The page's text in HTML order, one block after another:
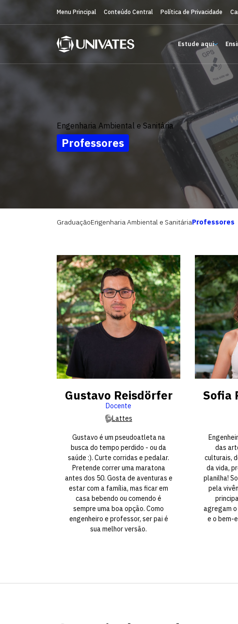
Menu Principal Conteúdo Central Política de Privacidade
Estude aqui
Engenharia Ambiental e Sanitária
Professores
GraduaçãoEngenharia Ambiental e SanitáriaProfessores
Gustavo Reisdörfer
Docente
Lattes
Gustavo é um pseudoatleta na
busca do tempo perdido - ou da
saúde :). Curte corridas e pedalar.
Pretende correr uma maratona
antes dos 50. Gosta de aventuras e
estar com a família, mas ficar em
casa bebendo ou comendo é
sempre uma boa opção. Como
engenheiro e professor, ser pai é
sua melhor versão.
Sofia
das
culturais,
da vida,
planilha!
pela
agregam o
e o bem-